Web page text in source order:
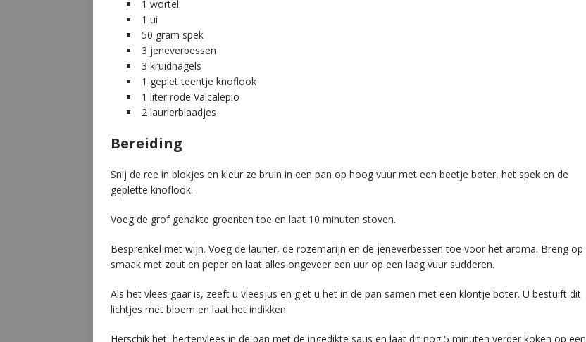
1 wortel
1 ui
50 gram spek
3 jeneverbessen
3 kruidnagels
1 geplet teentje knoflook
1 liter rode Valcalepio
2 laurierblaadjes
Bereiding
Snij de ree in blokjes en kleur ze bruin in een pan op hoog vuur met een beetje boter, het spek en de
geplette knoflook.
Voeg de grof gehakte groenten toe en laat 10 minuten stoven.
Besprenkel met wijn. Voeg de laurier, de rozemarijn en de jeneverbessen toe voor het aroma. Breng op
smaak met zout en peper en laat alles ongeveer een uur op een laag vuur sudderen.
Als het vlees gaar is, zeeft u vleesjus en giet u het in de pan samen met een klontje boter. U bestuift dit
lichtjes met bloem en laat het indikken.
Herschik het hertenvlees in de pan met de ingedikte saus en laat dit nog 5 minuten verder koken op een